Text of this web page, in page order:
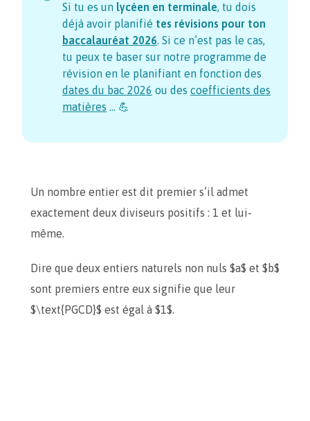
Si tu es un lycéen en terminale, tu dois
déjà avoir planifié tes révisions pour ton
baccalauréat 2026. Si ce n’est pas le cas,
tu peux te baser sur notre programme de
révision en le planifiant en fonction des
dates du bac 2026 ou des coefficients des
matières … 💪
Un nombre entier est dit premier s’il admet
exactement deux diviseurs positifs : 1 et lui-
même.
Dire que deux entiers naturels non nuls $a$ et $b$
sont premiers entre eux signifie que leur
$\text{PGCD}$ est égal à $1$.